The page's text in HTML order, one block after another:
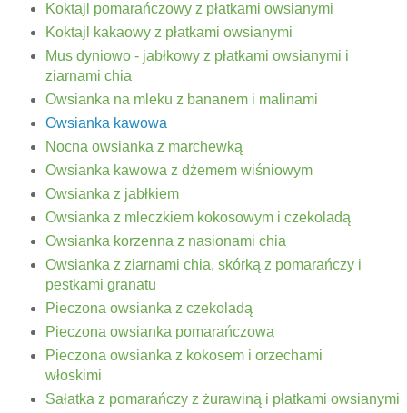
Koktajl pomarańczowy z płatkami owsianymi
Koktajl kakaowy z płatkami owsianymi
Mus dyniowo - jabłkowy z płatkami owsianymi i
ziarnami chia
Owsianka na mleku z bananem i malinami
Owsianka kawowa
Nocna owsianka z marchewką
Owsianka kawowa z dżemem wiśniowym
Owsianka z jabłkiem
Owsianka z mleczkiem kokosowym i czekoladą
Owsianka korzenna z nasionami chia
Owsianka z ziarnami chia, skórką z pomarańczy i
pestkami granatu
Pieczona owsianka z czekoladą
Pieczona owsianka pomarańczowa
Pieczona owsianka z kokosem i orzechami
włoskimi
Sałatka z pomarańczy z żurawiną i płatkami owsianymi